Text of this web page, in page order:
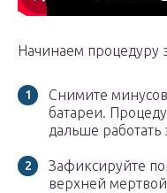
Начинаем процедуру
Снимите
батареи.
дальше
Зафиксируйте
верхней